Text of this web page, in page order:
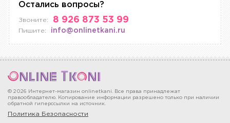
Остались вопросы?
Звоните: 8 926 873 53 99
Пишите: info@onlinetkani.ru
© 2026 Интернет-магазин onlinetkani. Все права принадлежат
правообладателю. Копирование информации разрешено только при наличии
обратной гиперссылки на источник.
Политика Безопасности